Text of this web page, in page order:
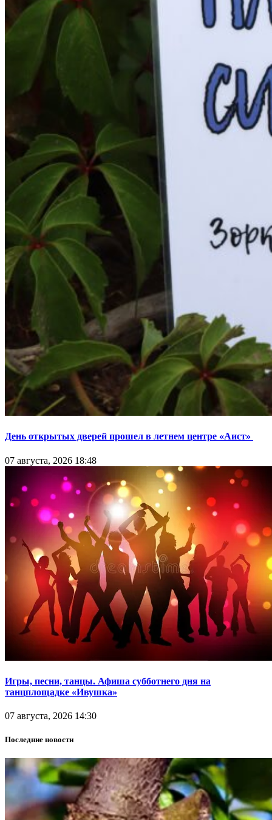
День открытых дверей прошел в летнем центре «Аист»
07 августа, 2026 18:48
Игры, песни, танцы. Афиша субботнего дня на
танцплощадке «Ивушка»
07 августа, 2026 14:30
Последние новости